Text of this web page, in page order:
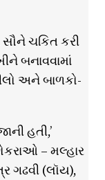
ચકિત કરી
બનાવવામાં
અને બાળકો-
હતી,’
– મલ્હાર
ગઢવી (લૉય),